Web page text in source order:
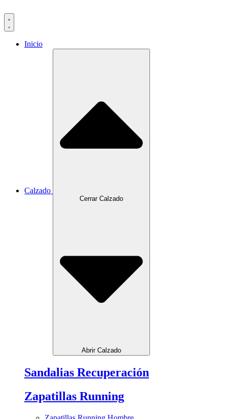
al
contenido
Inicio
Calzado
Cerrar Calzado
Abrir Calzado
Sandalias Recuperación
Zapatillas Running